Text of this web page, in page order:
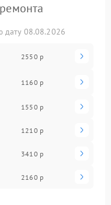
дату 08.08.2026
2550 р
1160 р
1550 р
1210 р
3410 р
2160 р